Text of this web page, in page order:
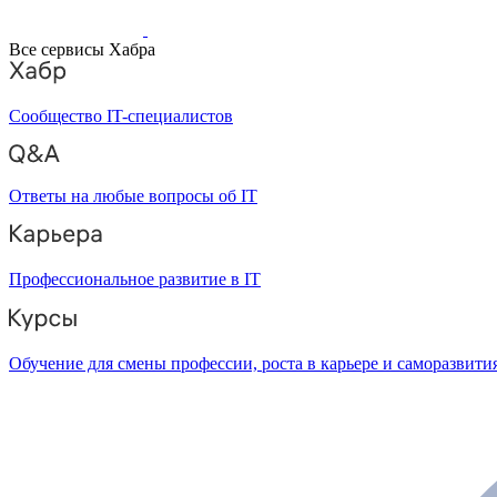
Все сервисы Хабра
Сообщество IT-специалистов
Ответы на любые вопросы об IT
Профессиональное развитие в IT
Обучение для смены профессии, роста в карьере и